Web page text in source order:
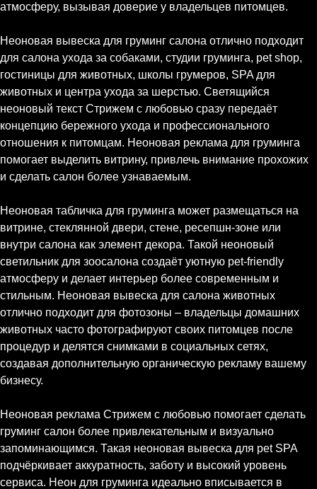
атмосферу, вызывая доверие у владельцев питомцев.
Неоновая вывеска для груминг салона отлично подходит
для салона ухода за собаками, студии груминга, pet shop,
гостиницы для животных, школы грумеров, SPA для
животных и центра ухода за шерстью. Светящийся
неоновый текст Стрижем с любовью сразу передаёт
концепцию бережного ухода и профессионального
отношения к питомцам. Неоновая реклама для груминга
помогает выделить витрину, привлечь внимание прохожих
и сделать салон более узнаваемым.
Неоновая табличка для груминга может размещаться на
витрине, стеклянной двери, стене, ресепшн-зоне или
внутри салона как элемент декора. Такой неоновый
светильник для зоосалона создаёт уютную pet-friendly
атмосферу и делает интерьер более современным и
стильным. Неоновая вывеска для салона животных
отлично подходит для фотозоны – владельцы домашних
животных часто фотографируют своих питомцев после
процедур и делятся снимками в социальных сетях,
создавая дополнительную органическую рекламу вашему
бизнесу.
Неоновая реклама Стрижем с любовью помогает сделать
груминг салон более привлекательным и визуально
запоминающимся. Такая неоновая вывеска для pet SPA
подчёркивает аккуратность, заботу и высокий уровень
сервиса. Неон для груминга идеально вписывается в